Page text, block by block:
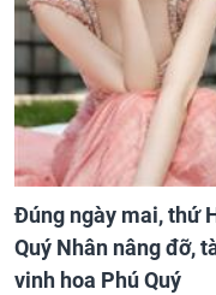
Đúng ngày mai, thứ
Quý Nhân nâng đỡ,
vinh hoa Phú Quý